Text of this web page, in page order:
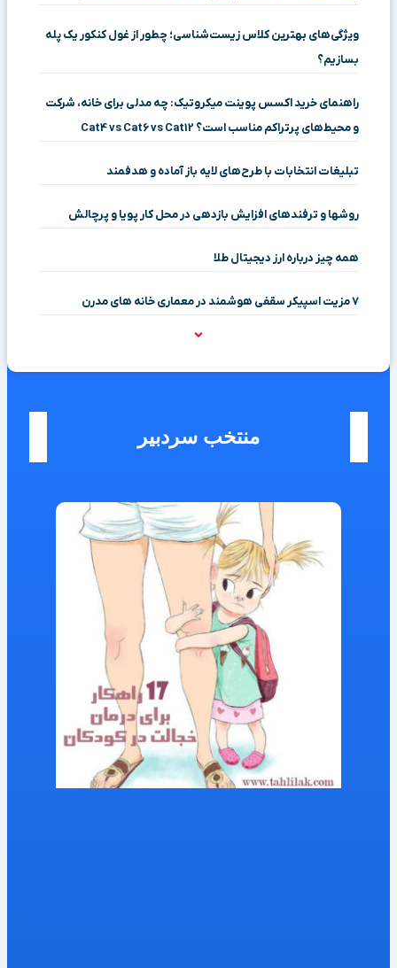
ویژگی‌های بهترین کلاس زیست‌شناسی؛ چطور از غول کنکور یک پله
بسازیم؟
راهنمای خرید اکسس پوینت میکروتیک: چه مدلی برای خانه، شرکت
و محیط‌های پرتراکم مناسب است؟ Cat4 vs Cat6 vs Cat12
تبلیغات انتخابات با طرح‌های لایه باز آماده و هدفمند
روشها و ترفندهای افزایش بازدهی در محل کار پویا و پرچالش
همه چیز درباره ارز دیجیتال طلا
۷ مزیت اسپیکر سقفی هوشمند در معماری خانه‌ های مدرن
منتخب سردبیر